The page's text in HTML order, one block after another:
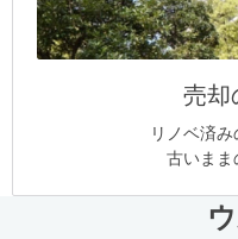
売却
リノベ済
古いまま